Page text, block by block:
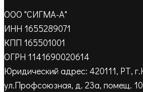
ООО "СИГМА-А"
ИНН 1655289071
КПП 165501001
ОГРН 1141690020614
Юридический адрес: 420111, РТ,
ул.Профсоюзная, д. 23а, помещ.